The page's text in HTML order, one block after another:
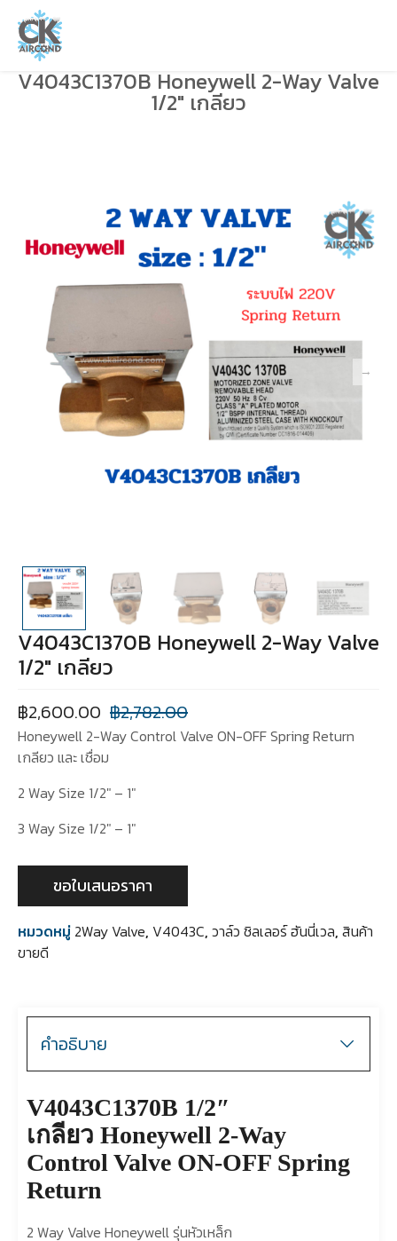
V4043C1370B Honeywell 2-Way Valve
1/2″ เกลียว
V4043C1370B Honeywell 2-Way Valve
1/2″ เกลียว
฿2,782.00
฿2,600.00
Honeywell 2-Way Control Valve ON-OFF Spring Return
เกลียว และ เชื่อม
2 Way Size 1/2″ – 1″
3 Way Size 1/2″ – 1″
ขอใบเสนอราคา
หมวดหมู่ 2Way Valve, V4043C, วาล์ว ชิลเลอร์ ฮันนี่เวล, สินค้า
ขายดี
คำอธิบาย
V4043C1370B 1/2″
เกลียว Honeywell 2-Way
Control Valve ON-OFF Spring
Return
2 Way Valve Honeywell รุ่นหัวเหล็ก